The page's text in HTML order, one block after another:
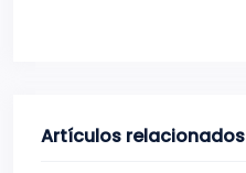
Artículos relacionados